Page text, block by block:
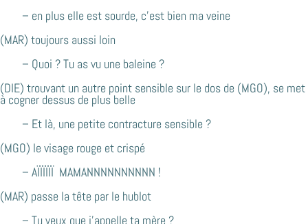
– en plus elle est sourde, c’est bien ma veine
(MAR) toujours aussi loin
– Quoi ? Tu as vu une baleine ?
(DIE) trouvant un autre point sensible sur le dos de (MGO), se met
à cogner dessus de plus belle
– Et là, une petite contracture sensible ?
(MGO) le visage rouge et crispé
– AÏÏÏÏÏÏ MAMANNNNNNNNNN !
(MAR) passe la tête par le hublot
– Tu veux que j’appelle ta mère ?